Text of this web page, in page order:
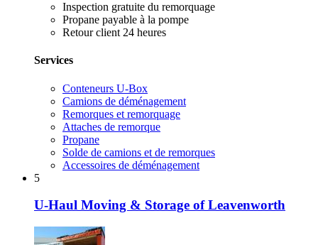
Inspection gratuite du remorquage
Propane payable à la pompe
Retour client 24 heures
Services
Conteneurs U-Box
Camions de déménagement
Remorques et remorquage
Attaches de remorque
Propane
Solde de camions et de remorques
Accessoires de déménagement
5
U-Haul Moving & Storage of Leavenworth